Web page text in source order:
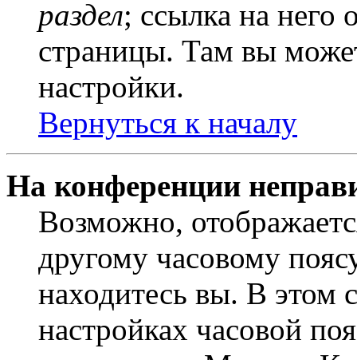
раздел; ссылка на него
страницы. Там вы
настройки.
Вернуться к началу
На конференции
Возможно,
другому часовому
находитесь вы. В этом
настройках часовой